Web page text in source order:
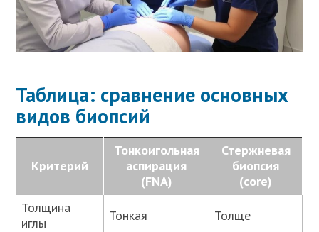
Таблица: сравнение основных
видов биопсий
Критерий
Тонкоигольная
аспирация
(FNA)
Стержневая
биопсия
(core)
Толщина
иглы
Тонкая Толще